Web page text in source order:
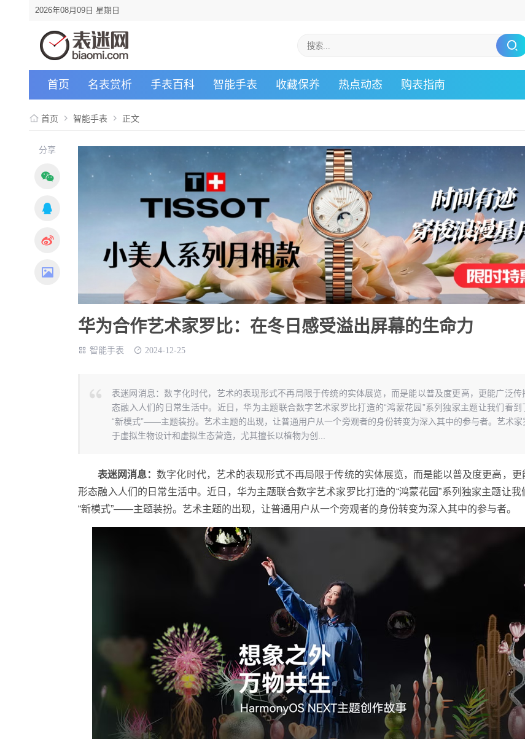
2026年08月09日 星期日
首页 名表赏析 手表百科 智能手表 收藏保养 热点动态 购表指南
首页 智能手表 正文
分享
华为合作艺术家罗比：在冬日感受溢出屏幕的生命力
智能手表 2024-12-25
表迷网消息：数字化时代，艺术的表现形式不再局限于传统的实体展览，而是能以普及度更高，更能广泛传
态融入人们的日常生活中。近日，华为主题联合数字艺术家罗比打造的“鸿蒙花园”系列独家主题让我们看到
“新模式”——主题装扮。艺术主题的出现，让普通用户从一个旁观者的身份转变为深入其中的参与者。艺术家
于虚拟生物设计和虚拟生态营造，尤其擅长以植物为创...
表迷网消息：数字化时代，艺术的表现形式不再局限于传统的实体展览，而是能以普及度更高，更
形态融入人们的日常生活中。近日，华为主题联合数字艺术家罗比打造的“鸿蒙花园”系列独家主题让我
“新模式”——主题装扮。艺术主题的出现，让普通用户从一个旁观者的身份转变为深入其中的参与者。